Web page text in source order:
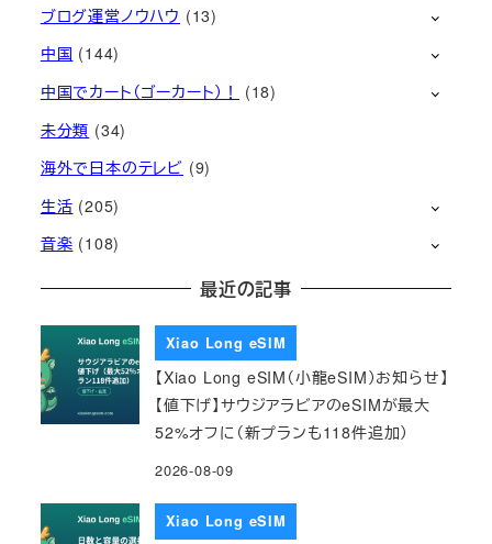
ブログ運営ノウハウ (13)
中国 (144)
中国でカート（ゴーカート）！
(18)
未分類 (34)
海外で日本のテレビ (9)
生活 (205)
音楽 (108)
最近の記事
Xiao Long eSIM
【Xiao Long eSIM（小龍eSIM）お知らせ】
【値下げ】サウジアラビアのeSIMが最大
52%オフに（新プランも118件追加）
2026-08-09
Xiao Long eSIM